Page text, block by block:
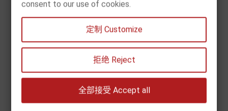
[现货] 墨·中国文化艺术启蒙系列·认识名画家
Prix57,90 €
 
consent to our use of cookies.
定制 Customize
拒绝 Reject
全部接受 Accept all